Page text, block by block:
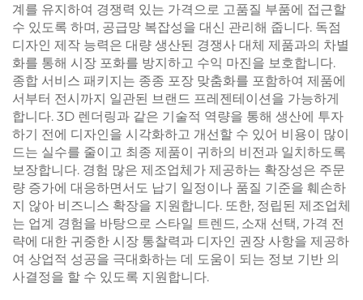
계를 유지하여 경쟁력 있는 가격으로 고품질 부품에 접근할
수 있도록 하며, 공급망 복잡성을 대신 관리해 줍니다. 독점
디자인 제작 능력은 대량 생산된 경쟁사 대체 제품과의 차별
화를 통해 시장 포화를 방지하고 수익 마진을 보호합니다.
종합 서비스 패키지는 종종 포장 맞춤화를 포함하여 제품에
서부터 전시까지 일관된 브랜드 프레젠테이션을 가능하게
합니다. 3D 렌더링과 같은 기술적 역량을 통해 생산에 투자
하기 전에 디자인을 시각화하고 개선할 수 있어 비용이 많이
드는 실수를 줄이고 최종 제품이 귀하의 비전과 일치하도록
보장합니다. 경험 많은 제조업체가 제공하는 확장성은 주문
량 증가에 대응하면서도 납기 일정이나 품질 기준을 훼손하
지 않아 비즈니스 확장을 지원합니다. 또한, 정립된 제조업체
는 업계 경험을 바탕으로 스타일 트렌드, 소재 선택, 가격 전
략에 대한 귀중한 시장 통찰력과 디자인 권장 사항을 제공하
여 상업적 성공을 극대화하는 데 도움이 되는 정보 기반 의
사결정을 할 수 있도록 지원합니다.